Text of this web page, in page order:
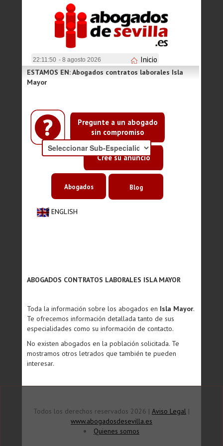
22:11:50 - 8 agosto 2026 Inicio
Pregunte a un abogado
sin compromiso
Cree su anuncio
ESTAMOS EN: Abogados contratos laborales Isla
Mayor
ENGLISH
Abogados Blog
ABOGADOS CONTRATOS LABORALES ISLA MAYOR
Toda la información sobre los abogados en Isla Mayor.
Te ofrecemos información detallada tanto de sus
especialidades como su información de contacto.
No existen abogados en la población solicitada. Te
mostramos otros letrados que también te pueden
interesar.
Todos los derechos reservados 2026 | Aviso Legal |
www.abogadosdesevilla.es
Quienes somos